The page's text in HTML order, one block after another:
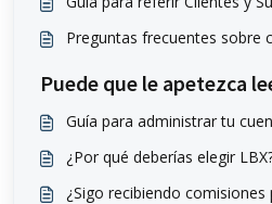
Preguntas frecuentes sobre
Puede que le apetezca
Guía para administrar tu
¿Por qué deberías elegir
¿Sigo recibiendo